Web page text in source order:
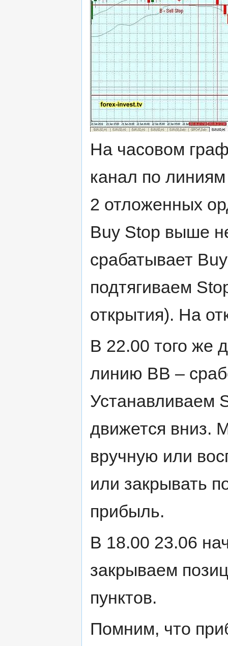
На часовом
канал по
2 отложенных
Buy Stop выше
срабатывает
подтягиваем
открытия). На
В 22.00 того же
линию ВВ –
Устанавливаем
движется вниз.
вручную или
или закрывать
прибыль.
В 18.00 23.06
закрываем
пунктов.
Помним, что